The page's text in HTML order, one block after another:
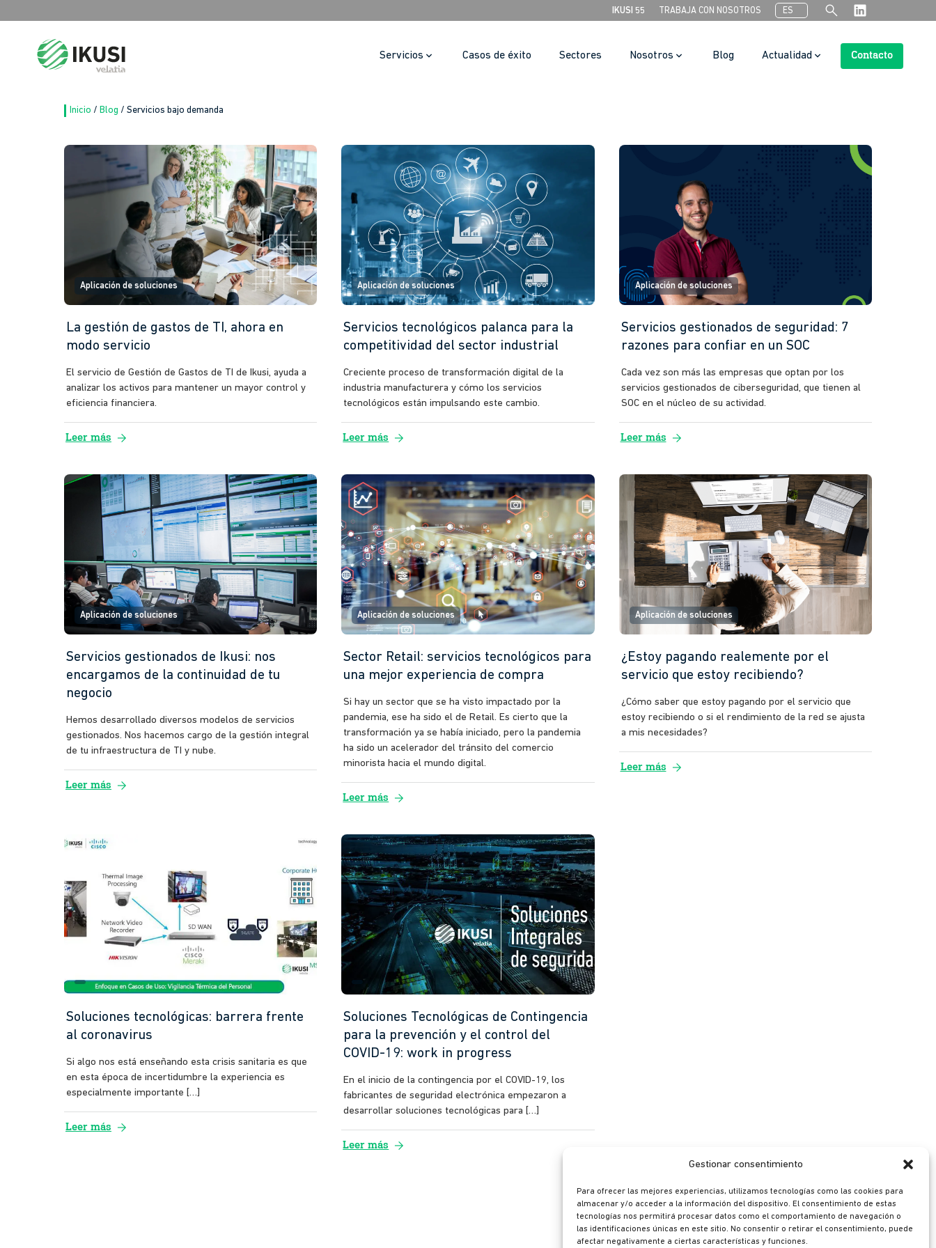
Gestionar consentimiento
Para ofrecer las mejores experiencias, utilizamos tecnologías como las cookies para
almacenar y/o acceder a la información del dispositivo. El consentimiento de estas
tecnologías nos permitirá procesar datos como el comportamiento de navegación o
las identificaciones únicas en este sitio. No consentir o retirar el consentimiento, puede
afectar negativamente a ciertas características y funciones.
IKUSI 55 TRABAJA CON NOSOTROS ES search
Servicios Casos de éxito Sectores Nosotros Blog Actualidad Contacto
Inicio / Blog / Servicios bajo demanda
Aplicación de soluciones
La gestión de gastos de TI, ahora en
modo servicio
El servicio de Gestión de Gastos de TI de Ikusi, ayuda a
analizar los activos para mantener un mayor control y
eficiencia financiera.
Leer más arrow_forward
Aplicación de soluciones
Servicios tecnológicos palanca para la
competitividad del sector industrial
Creciente proceso de transformación digital de la
industria manufacturera y cómo los servicios
tecnológicos están impulsando este cambio.
Leer más arrow_forward
Aplicación de soluciones
Servicios gestionados de seguridad: 7
razones para confiar en un SOC
Cada vez son más las empresas que optan por los
servicios gestionados de ciberseguridad, que tienen al
SOC en el núcleo de su actividad.
Leer más arrow_forward
Aplicación de soluciones
Servicios gestionados de Ikusi: nos
encargamos de la continuidad de tu
negocio
Hemos desarrollado diversos modelos de servicios
gestionados. Nos hacemos cargo de la gestión integral
de tu infraestructura de TI y nube.
Leer más arrow_forward
Aplicación de soluciones
Sector Retail: servicios tecnológicos para
una mejor experiencia de compra
Si hay un sector que se ha visto impactado por la
pandemia, ese ha sido el de Retail. Es cierto que la
transformación ya se había iniciado, pero la pandemia
ha sido un acelerador del tránsito del comercio
minorista hacia el mundo digital.
Leer más arrow_forward
Aplicación de soluciones
¿Estoy pagando realemente por el
servicio que estoy recibiendo?
¿Cómo saber que estoy pagando por el servicio que
estoy recibiendo o si el rendimiento de la red se ajusta
a mis necesidades?
Leer más arrow_forward
Soluciones tecnológicas: barrera frente
al coronavirus
Si algo nos está enseñando esta crisis sanitaria es que
en esta época de incertidumbre la experiencia es
especialmente importante […]
Leer más arrow_forward
Soluciones Tecnológicas de Contingencia
para la prevención y el control del
COVID-19: work in progress
En el inicio de la contingencia por el COVID-19, los
fabricantes de seguridad electrónica empezaron a
desarrollar soluciones tecnológicas para […]
Leer más arrow_forward